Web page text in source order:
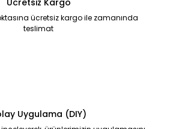
Ücretsiz Kargo
ücretsiz kargo ile zamanında
teslimat
Uygulama (DIY)